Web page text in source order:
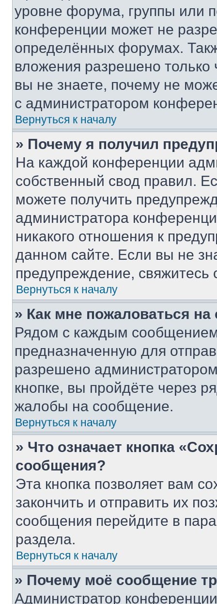
уровне форума, группы или
конференции может не
определённых форумах.
вложения разрешено
вы не знаете, почему не
с администратором
Вернуться к началу
» Почему я получил
На каждой конференции
собственный свод правил.
можете получить
администратора
никакого отношения к
данном сайте. Если вы не
предупреждение,
Вернуться к началу
» Как мне пожаловаться
Рядом с каждым сообщением
предназначенную для
разрешено
кнопке, вы пройдёте через
жалобы на сообщение.
Вернуться к началу
» Что означает кнопка
сообщения?
Эта кнопка позволяет вам
закончить и отправить их
сообщения перейдите в
раздела.
Вернуться к началу
» Почему моё сообщение
Администратор